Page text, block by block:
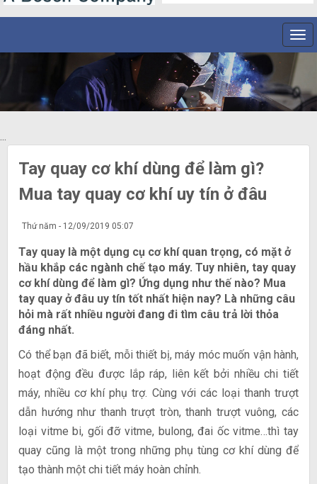
...
Tay quay cơ khí dùng để làm gì?
Mua tay quay cơ khí uy tín ở đâu
Thứ năm - 12/09/2019 05:07
Tay quay là một dụng cụ cơ khí quan trọng, có mặt ở
hầu khắp các ngành chế tạo máy. Tuy nhiên, tay quay
cơ khí dùng để làm gì? Ứng dụng như thế nào? Mua
tay quay ở đâu uy tín tốt nhất hiện nay? Là những câu
hỏi mà rất nhiều người đang đi tìm câu trả lời thỏa
đáng nhất.
Có thể bạn đã biết, mỗi thiết bị, máy móc muốn vận hành,
hoạt động đều được lắp ráp, liên kết bởi nhiều chi tiết
máy, nhiều cơ khí phụ trợ. Cùng với các loại thanh trượt
dẫn hướng như thanh trượt tròn, thanh trượt vuông, các
loại vitme bi, gối đỡ vitme, bulong, đai ốc vitme…thì tay
quay cũng là một trong những phụ tùng cơ khí dùng để
tạo thành một chi tiết máy hoàn chỉnh.